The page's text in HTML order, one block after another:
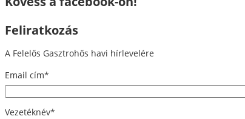
Feliratkozás
A Felelős Gasztrohős havi hírlevelére
Email cím*
Vezetéknév*